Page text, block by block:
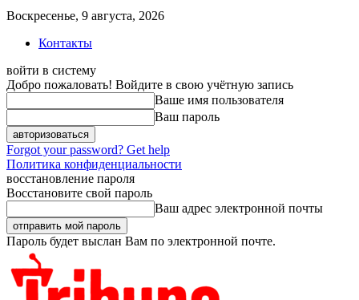
Воскресенье, 9 августа, 2026
Контакты
войти в систему
Добро пожаловать! Войдите в свою учётную запись
Ваше имя пользователя
Ваш пароль
Forgot your password? Get help
Политика конфиденциальности
восстановление пароля
Восстановите свой пароль
Ваш адрес электронной почты
Пароль будет выслан Вам по электронной почте.